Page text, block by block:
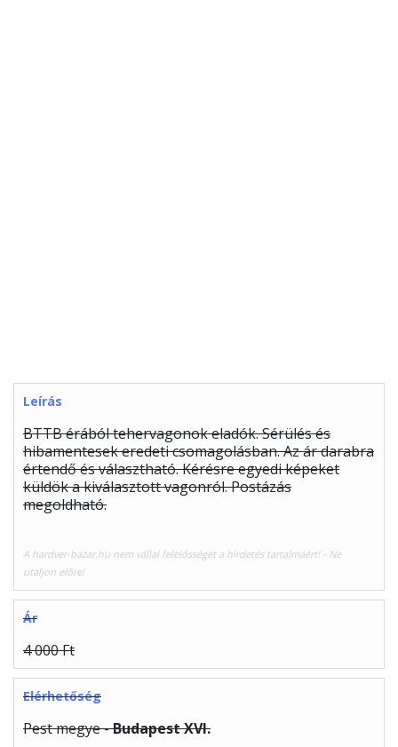
Leírás
BTTB érából tehervagonok eladók. Sérülés és
hibamentesek eredeti csomagolásban. Az ár darabra
értendő és választható. Kérésre egyedi képeket
küldök a kiválasztott vagonról. Postázás
megoldható.
A hardver-bazar.hu nem vállal felelősséget a hirdetés tartalmáért! - Ne
utaljon előre!
Ár
4 000 Ft
Elérhetőség
Pest megye -Budapest XVI.